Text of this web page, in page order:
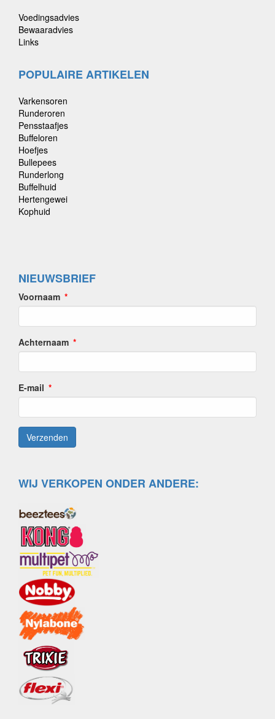
Voedingsadvies
Bewaaradvies
Links
POPULAIRE ARTIKELEN
Varkensoren
Runderoren
Pensstaafjes
Buffeloren
Hoefjes
Bullepees
Runderlong
Buffelhuid
Hertengewei
Kophuid
NIEUWSBRIEF
Voornaam
Achternaam
E-mail
WIJ VERKOPEN ONDER ANDERE: